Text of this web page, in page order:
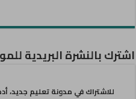
اشترك بالنشرة البريدية
للاشتراك في مدونة تعليم جديد،